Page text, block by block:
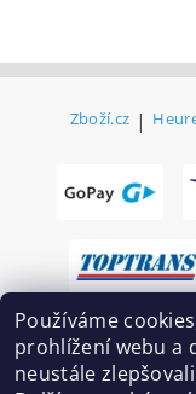
Zboží.cz |
Používáme
prohlížení webu a
neustále